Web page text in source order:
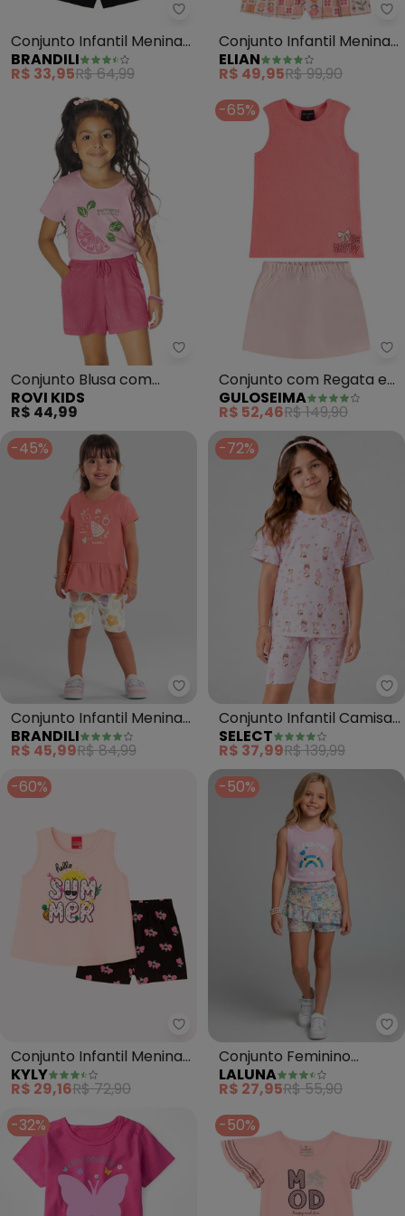
Brandili - Conjunto Infantil
Conjunto Infantil Menina
de Morango (Rosa)
BRANDILI
R$ 33,95R$ 64,99
Conjunto Infantil Menina
Floral com Babados
(Rosa)
ELIAN
R$ 49,95R$ 99,90
Rovi Kids - Conjunto Blusa com
Conjunto Blusa com
Shorts (Rosa)
ROVI KIDS
R$ 44,99
-65%
Conjunto com Regata e
Short-Saia (Rosa)
GULOSEIMA
R$ 52,46R$ 149,90
-45%
Brandili - Conjunto Infantil
Conjunto Infantil Menina
de Melancia (Rosa)
BRANDILI
R$ 45,99R$ 84,99
-72%
Conjunto Infantil Camisa
com Ciclista (Rosa)
SELECT
R$ 37,99R$ 139,99
-60%
Kyly - Conjunto Infantil Menina
Conjunto Infantil Menina
Abacaxi (Rosa)
KYLY
R$ 29,16R$ 72,90
-50%
Conjunto Feminino
Rainbows (Rosa)
LALUNA
R$ 27,95R$ 55,90
-32%
-50%